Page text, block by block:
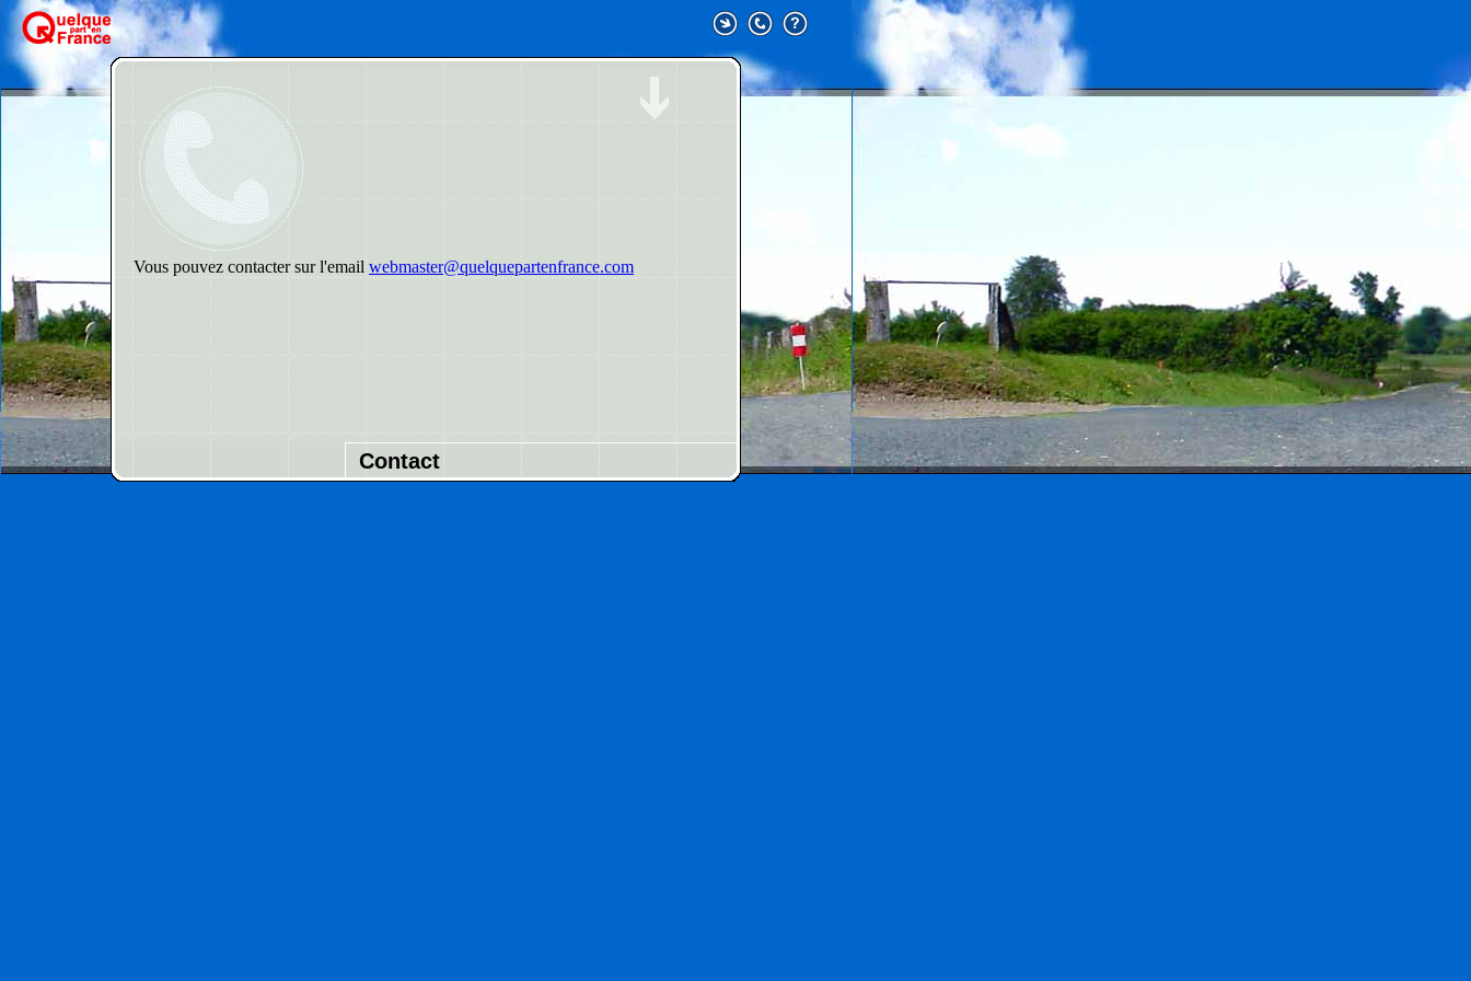
Vous pouvez contacter sur l'emailwebmaster@quelquepartenfrance.com
Contact